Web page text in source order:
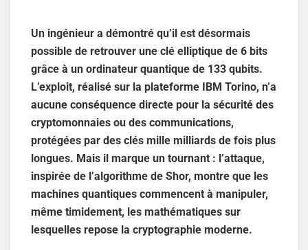
Un ingénieur a démontré qu’il est désormais
possible de retrouver une clé elliptique de 6 bits
grâce à un ordinateur quantique de 133 qubits.
L’exploit, réalisé sur la plateforme IBM Torino, n’a
aucune conséquence directe pour la sécurité des
cryptomonnaies ou des communications,
protégées par des clés mille milliards de fois plus
longues. Mais il marque un tournant : l’attaque,
inspirée de l’algorithme de Shor, montre que les
machines quantiques commencent à manipuler,
même timidement, les mathématiques sur
lesquelles repose la cryptographie moderne.